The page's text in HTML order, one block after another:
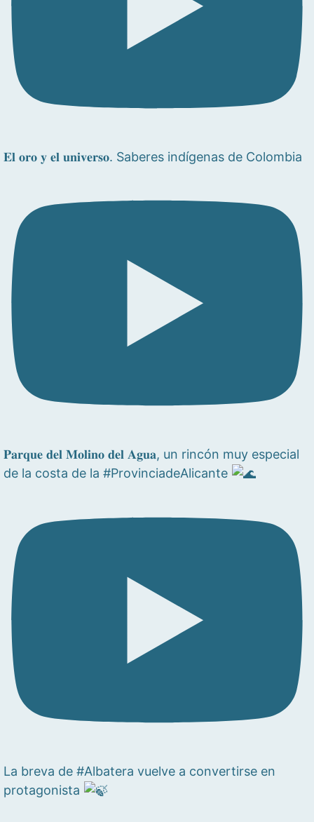
𝐄𝐥 𝐨𝐫𝐨 𝐲 𝐞𝐥 𝐮𝐧𝐢𝐯𝐞𝐫𝐬𝐨. Saberes indígenas de Colombia
𝐏𝐚𝐫𝐪𝐮𝐞 𝐝𝐞𝐥 𝐌𝐨𝐥𝐢𝐧𝐨 𝐝𝐞𝐥 𝐀𝐠𝐮𝐚, un rincón muy especial
de la costa de la #ProvinciadeAlicante
La breva de #Albatera vuelve a convertirse en
protagonista